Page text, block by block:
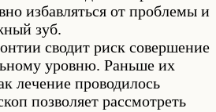
избавляться от проблемы и
зуб.
сводит риск совершение
уровню. Раньше их
лечение проводилось
позволяет рассмотреть